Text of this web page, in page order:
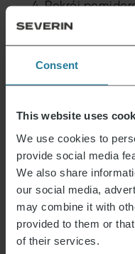
Consent
This website uses
We use cookies to
provide social media
We also share
our social media,
may combine it with
provided to them or
of their services.
Pokrój
Rozkroić bułki
2 minuty.
Rozłóż sos
połówkach
pasztecik,
plasterek sera i
Przyklej dwoje
i twój mały
gotowy.